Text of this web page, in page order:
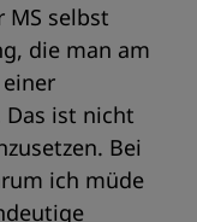
MS selbst
die man am
ist nicht
Bei
ich müde